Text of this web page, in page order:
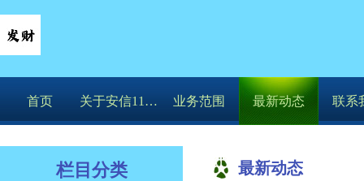
首页 关于安信11娱乐 业务范围 最新动态 联系
栏目分类 最新动态